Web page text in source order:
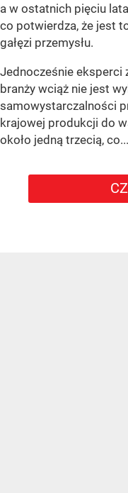
a w ostatnich pięciu
co potwierdza, że jest
gałęzi przemysłu.
Jednocześnie eksperci
branży wciąż nie jest
samowystarczalności
krajowej produkcji do
około jedną trzecią, co...